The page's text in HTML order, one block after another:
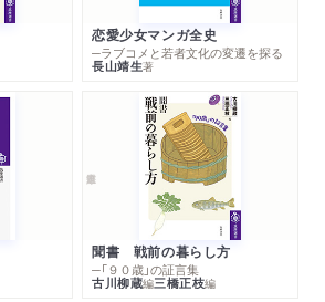
恋愛少女マンガ全史
─ラブコメと若者文化の変遷を探る
長山靖生著
聞書 戦前の暮らし方
─「９０歳」の証言集
古川柳蔵編三橋正枝編